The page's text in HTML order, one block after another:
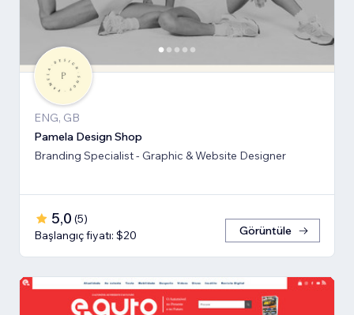
ENG, GB
Pamela Design Shop
Branding Specialist - Graphic & Website Designer
5,0 (5)
Başlangıç fiyatı: $20
Görüntüle